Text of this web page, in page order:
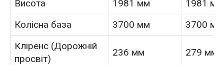
Висота 1981 мм
1981 мм
Колісна база
3700 мм
3700 мм
Кліренс (Дорожній
просвіт)
236 мм 279 мм